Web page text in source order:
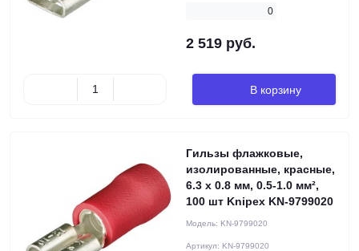
0
2 519 руб.
В корзину
Гильзы флажковые,
изолированные, красные,
6.3 x 0.8 мм, 0.5-1.0 мм²,
100 шт Knipex KN-9799020
Модель: KN-9799020
Артикул: KN-9799020